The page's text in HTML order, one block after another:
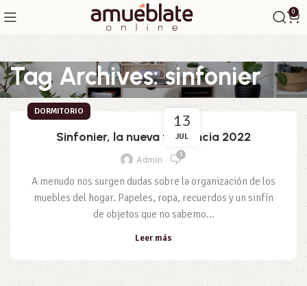
0
Tag Archives: sinfonier
13
JUL
DORMITORIO
Sinfonier, la nueva tendencia 2022
Admin 1
A menudo nos surgen dudas sobre la organización de los
muebles del hogar. Papeles, ropa, recuerdos y un sinfín
de objetos que no sabemo...
Leer más